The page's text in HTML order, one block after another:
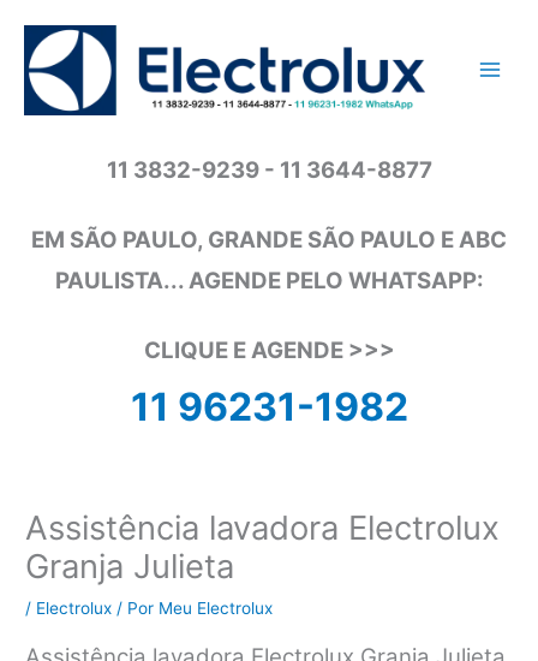
conteúdo
11 3832-9239 - 11 3644-8877
EM SÃO PAULO, GRANDE SÃO PAULO E ABC
PAULISTA... AGENDE PELO WHATSAPP:
CLIQUE E AGENDE >>>
11 96231-1982
Assistência lavadora Electrolux
Granja Julieta
/ Electrolux / Por Meu Electrolux